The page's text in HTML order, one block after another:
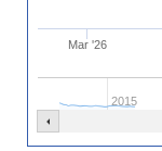
Mar '26
2015